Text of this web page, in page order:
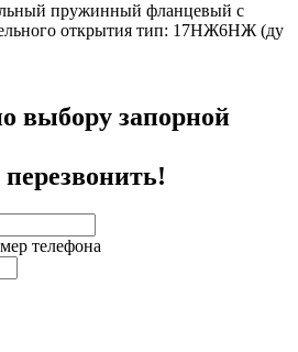
пружинный фланцевый с
открытия тип: 17НЖ6НЖ (ду
выбору запорной
телефона